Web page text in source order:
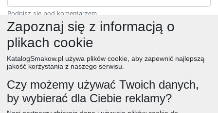
Podpisz się pod komentarzem.
Zapoznaj się z informacją o
plikach cookie
KatalogSmakow.pl używa plików cookie, aby zapewnić najlepszą
jakość korzystania z naszego serwisu.
Czy możemy używać Twoich danych,
by wybierać dla Ciebie reklamy?